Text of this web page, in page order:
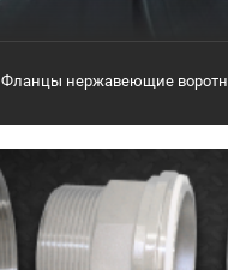
Фланцы нержавеющие